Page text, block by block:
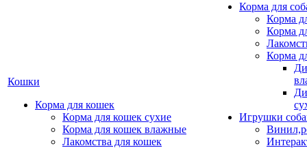
Кошки
Корма для кошек
Корма для кошек сухие
Корма для кошек влажные
Лакомства для кошек
Корма для
Корма
Корма
Корма
Игрушки